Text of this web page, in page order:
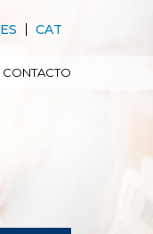
ES CAT
CONTACTO